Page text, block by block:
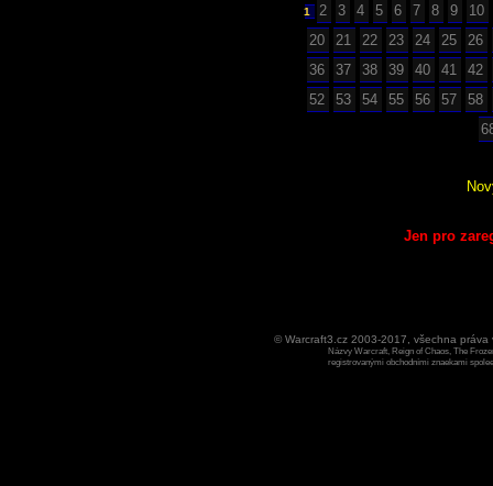
1 2 3 4 5 6 7 8 9
10
20
21 22 23 24 25
26
36
37 38 39 40 41
42
52
53 54 55 56 57
58
Jen pro
© Warcraft3.cz 2003-2017, všechna
Názvy Warcraft, Reign of Chaos, The
registrovanými obchodními znaekami